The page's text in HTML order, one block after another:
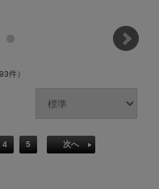
件）
4 5 次へ